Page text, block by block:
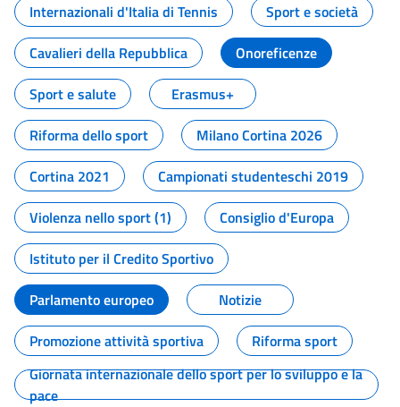
Internazionali d'Italia di Tennis
Sport e società
Cavalieri della Repubblica
Onoreficenze
Sport e salute
Erasmus+
Riforma dello sport
Milano Cortina 2026
Cortina 2021
Campionati studenteschi 2019
Violenza nello sport (1)
Consiglio d'Europa
Istituto per il Credito Sportivo
Parlamento europeo
Notizie
Promozione attività sportiva
Riforma sport
Giornata internazionale dello sport per lo sviluppo e la
pace